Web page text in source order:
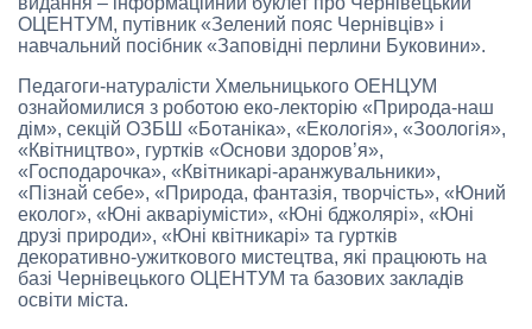
ОЦЕНТУМ, путівник «Зелений пояс Чернівців» і
навчальний посібник «Заповідні перлини Буковини».
Педагоги-натуралісти Хмельницького ОЕНЦУМ
ознайомилися з роботою еко-лекторію «Природа-наш
дім», секцій ОЗБШ «Ботаніка», «Екологія», «Зоологія»,
«Квітництво», гуртків «Основи здоров’я»,
«Господарочка», «Квітникарі-аранжувальники»,
«Пізнай себе», «Природа, фантазія, творчість», «Юний
еколог», «Юні акваріумісти», «Юні бджолярі», «Юні
друзі природи», «Юні квітникарі» та гуртків
декоративно-ужиткового мистецтва, які працюють на
базі Чернівецького ОЦЕНТУМ та базових закладів
освіти міста.